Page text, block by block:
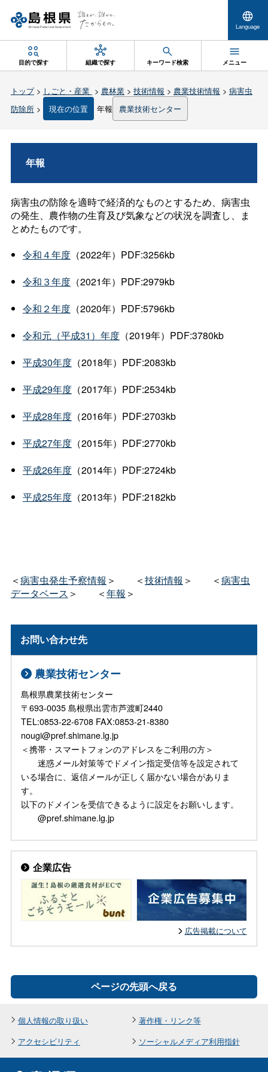
Language
目的で探す 組織で探す キーワード検索 メニュー
トップ> しごと・産業 > 農林業> 技術情報 > 農業技術情報 > 病害虫
防除所> 現在の位置 年報 農業技術センター
年報
病害虫の防除を適時で経済的なものとするため、病害虫
の発生、農作物の生育及び気象などの状況を調査し、ま
とめたものです。
令和４年度（2022年）PDF:3256kb
令和３年度（2021年）PDF:2979kb
令和２年度（2020年）PDF:5796kb
令和元（平成31）年度（2019年）PDF:3780kb
平成30年度（2018年）PDF:2083kb
平成29年度（2017年）PDF:2534kb
平成28年度（2016年）PDF:2703kb
平成27年度（2015年）PDF:2770kb
平成26年度（2014年）PDF:2724kb
平成25年度（2013年）PDF:2182kb
＜病害虫発生予察情報 ＞ ＜技術情報 ＞ ＜病害虫
データベース ＞ ＜年報 ＞
お問い合わせ先
農業技術センター
島根県農業技術センター
〒693-0035 島根県出雲市芦渡町2440
TEL:0853-22-6708 FAX:0853-21-8380
nougi@pref.shimane.lg.jp
＜携帯・スマートフォンのアドレスをご利用の方＞
迷惑メール対策等でドメイン指定受信等を設定されて
いる場合に、返信メールが正しく届かない場合がありま
す。
以下のドメインを受信できるように設定をお願いします。
@pref.shimane.lg.jp
企業広告
広告掲載について
ページの先頭へ戻る
個人情報の取り扱い
著作権・リンク等
アクセシビリティ
ソーシャルメディア利用指針